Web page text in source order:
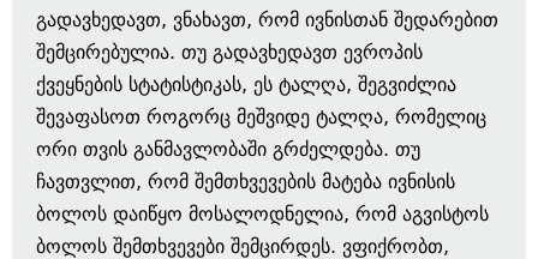
გადავხედავთ, ვნახავთ, რომ ივნისთან შედარებით
შემცირებულია. თუ გადავხედავთ ევროპის
ქვეყნების სტატისტიკას, ეს ტალღა, შეგვიძლია
შევაფასოთ როგორც მეშვიდე ტალღა, რომელიც
ორი თვის განმავლობაში გრძელდება. თუ
ჩავთვლით, რომ შემთხვევების მატება ივნისის
ბოლოს დაიწყო მოსალოდნელია, რომ აგვისტოს
ბოლოს შემთხვევები შემცირდეს. ვფიქრობთ,